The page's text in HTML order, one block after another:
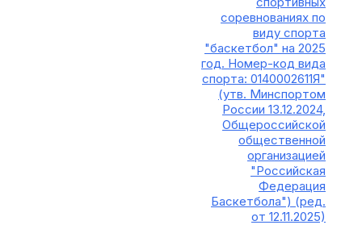
соревнованиях по
виду спорта
"баскетбол" на 2025
год. Номер-код вида
спорта: 0140002611Я"
(утв. Минспортом
России 13.12.2024,
Общероссийской
общественной
организацией
"Российская
Федерация
Баскетбола") (ред.
от 12.11.2025)